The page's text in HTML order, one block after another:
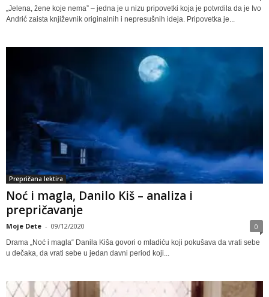
„Jelena, žene koje nema” – jedna je u nizu pripovetki koja je potvrdila da je Ivo
Andrić zaista književnik originalnih i nepresušnih ideja. Pripovetka je...
Prepričana lektira
Noć i magla, Danilo Kiš – analiza i
prepričavanje
Moje Dete - 09/12/2020 0
Drama „Noć i magla“ Danila Kiša govori o mladiću koji pokušava da vrati sebe
u dečaka, da vrati sebe u jedan davni period koji...